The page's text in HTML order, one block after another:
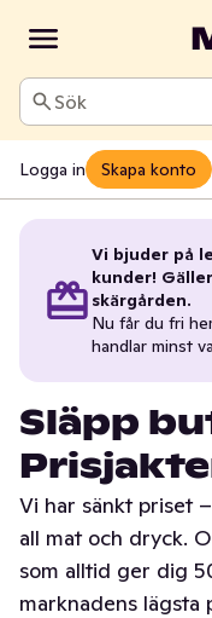
Sök
Logga in Skapa konto
Vi bjuder på
kunder!
skärgården.
Nu får du fri
handlar minst
Släpp
Vi har sänkt priset
all mat och dryck.
som alltid ger dig
marknadens lägsta